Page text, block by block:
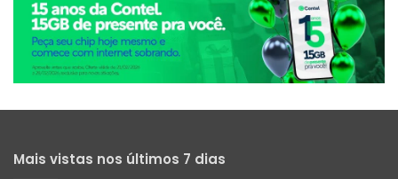
Mais vistas nos últimos 7 dias